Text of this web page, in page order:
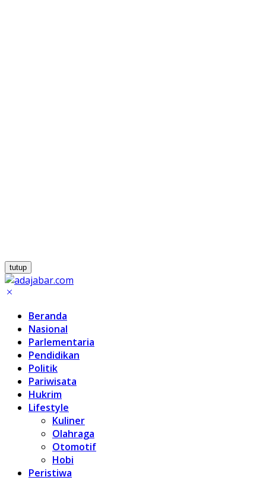
tutup
Beranda
Nasional
Parlementaria
Pendidikan
Politik
Pariwisata
Hukrim
Lifestyle
Kuliner
Olahraga
Otomotif
Hobi
Peristiwa